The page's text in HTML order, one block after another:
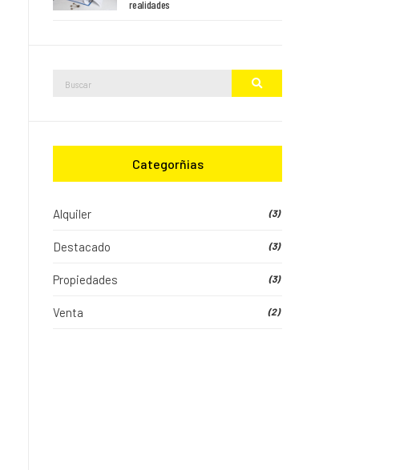
realidades
Buscar: Buscar
Categorñias
Alquiler (3)
Destacado (3)
Propiedades (3)
Venta (2)